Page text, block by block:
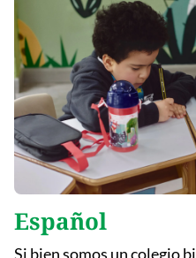
Español
Si bien somos un colegio